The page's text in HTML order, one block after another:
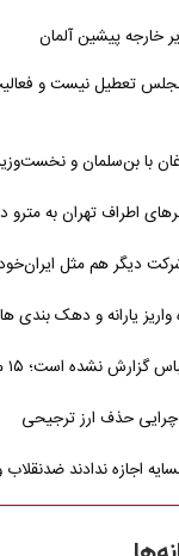
خارجه پیشین آلمان
تعطیل نیست و
با بن‌سلمان و
اطراف تهران به مترو
دیگر هم مثل
یارانه و دهک بندی ها
نشده است؛ ۱۵ مرداد
چرایی حذف ارز ترجیحی
اجازه ندادند ضدنقلاب